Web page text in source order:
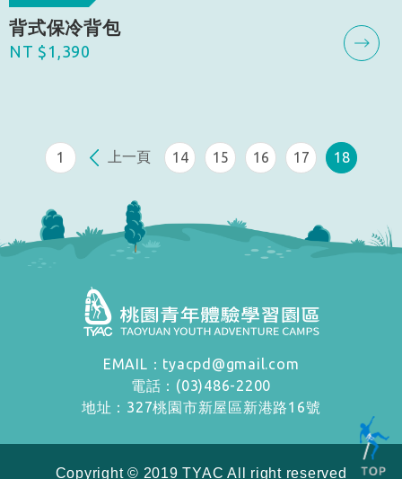
背式保冷背包
NT $1,390
1 上一頁 14 15 16 17 18
EMAIL：tyacpd@gmail.com
電話：(03)486-2200
地址：327桃園市新屋區新港路16號
Copyright © 2019 TYAC All right reserved